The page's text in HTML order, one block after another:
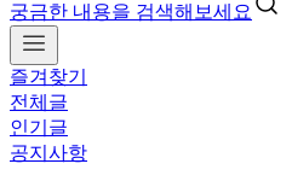
궁금한 내용을 검색해보세요
즐겨찾기
전체글
인기글
공지사항